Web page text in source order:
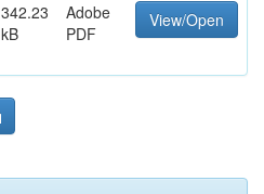
342.23
kB
Adobe
PDF
View/Open